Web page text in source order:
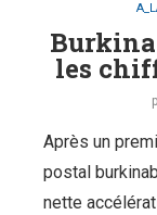
Burkina
les
Après un
postal
nette